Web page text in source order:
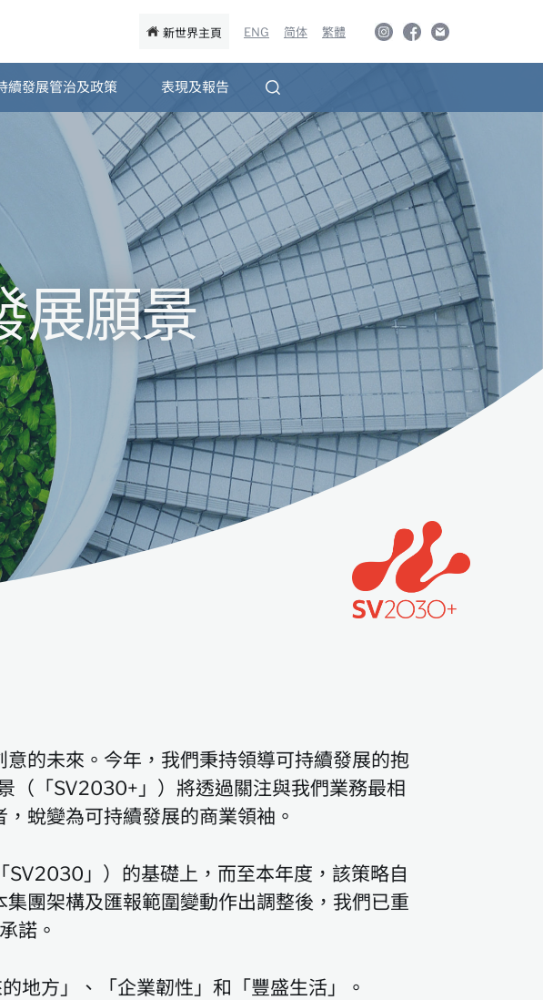
新世界主頁 ENG 简体 繁體
續發展管治及政策 表現及報告
展願景
的未來。今年，我們秉持領導可持續發展的抱
（「SV2030+」）將透過關注與我們業務最相
蛻變為可持續發展的商業領袖。
」）的基礎上，而至本年度，該策略自
團架構及匯報範圍變動作出調整後，我們已重
諾。
地方」、「企業韌性」和「豐盛生活」。